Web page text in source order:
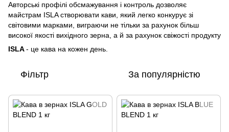
Авторські профілі обсмажування і контроль дозволяє
майстрам ISLA створювати кави, який легко конкурує зі
світовими марками, виграючи не тільки за рахунок більш
високої якості вихідного зерна, а й за рахунок свіжості продукту
ISLA- це кава на кожен день.
Фільтр За популярністю